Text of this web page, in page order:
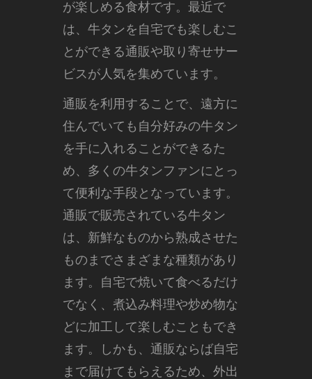
が楽しめる食材です。最近で
は、牛タンを自宅でも楽しむこ
とができる通販や取り寄せサー
ビスが人気を集めています。
通販を利用することで、遠方に
住んでいても自分好みの牛タン
を手に入れることができるた
め、多くの牛タンファンにとっ
て便利な手段となっています。
通販で販売されている牛タン
は、新鮮なものから熟成させた
ものまでさまざまな種類があり
ます。自宅で焼いて食べるだけ
でなく、煮込み料理や炒め物な
どに加工して楽しむこともでき
ます。しかも、通販ならば自宅
まで届けてもらえるため、外出